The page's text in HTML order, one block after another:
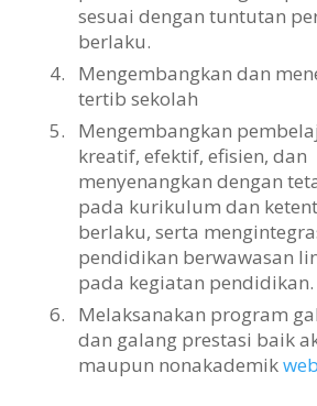
sesuai dengan tuntutan
berlaku.
4.
Mengembangkan dan
tertib sekolah
5.
Mengembangkan
kreatif, efektif, efisien, dan
menyenangkan dengan
pada kurikulum dan
berlaku, serta
pendidikan berwawasan
pada kegiatan pendidikan.
6.
Melaksanakan program
dan galang prestasi baik
maupun nonakademik